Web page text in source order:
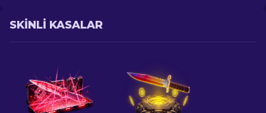
SKINLI KASALAR